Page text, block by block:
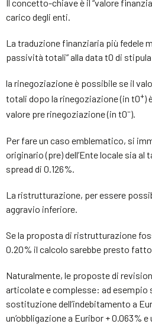
Il concetto-chiave è il “valore
carico degli enti.
La traduzione finanziaria più fedele
passività totali” alla data t0 di stipula
la rinegoziazione è possibile se il
totali dopo la rinegoziazione (in t0+)
valore pre rinegoziazione (in t0–).
Per fare un caso emblematico, si
originario (pre) dell’Ente locale sia al
spread di 0.126%.
La ristrutturazione, per essere
aggravio inferiore.
Se la proposta di ristrutturazione
0.20% il calcolo sarebbe presto fatto.
Naturalmente, le proposte di
articolate e complesse: ad esempio
sostituzione dell’indebitamento a
un’obbligazione a Euribor + 0.063%